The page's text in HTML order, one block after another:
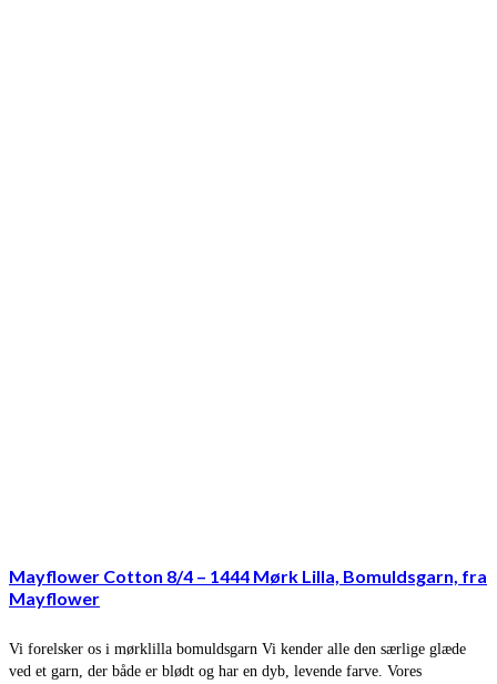
Mayflower Cotton 8/4 – 1444 Mørk Lilla, Bomuldsgarn, fra
Mayflower
Vi forelsker os i mørklilla bomuldsgarn Vi kender alle den særlige glæde
ved et garn, der både er blødt og har en dyb, levende farve. Vores